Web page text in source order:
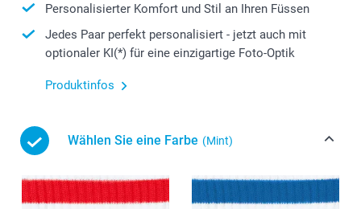
Personalisierter Komfort und Stil an Ihren Füssen
Jedes Paar perfekt personalisiert - jetzt auch mit
optionaler KI(*) für eine einzigartige Foto-Optik
Produktinfos
Wählen Sie eine Farbe (Mint)